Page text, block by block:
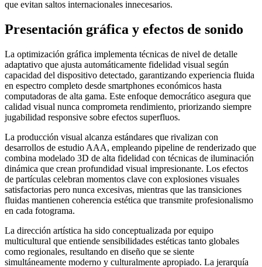
que evitan saltos internacionales innecesarios.
Presentación gráfica y efectos de sonido
La optimización gráfica implementa técnicas de nivel de detalle
adaptativo que ajusta automáticamente fidelidad visual según
capacidad del dispositivo detectado, garantizando experiencia fluida
en espectro completo desde smartphones económicos hasta
computadoras de alta gama. Este enfoque democrático asegura que
calidad visual nunca comprometa rendimiento, priorizando siempre
jugabilidad responsive sobre efectos superfluos.
La producción visual alcanza estándares que rivalizan con
desarrollos de estudio AAA, empleando pipeline de renderizado que
combina modelado 3D de alta fidelidad con técnicas de iluminación
dinámica que crean profundidad visual impresionante. Los efectos
de partículas celebran momentos clave con explosiones visuales
satisfactorias pero nunca excesivas, mientras que las transiciones
fluidas mantienen coherencia estética que transmite profesionalismo
en cada fotograma.
La dirección artística ha sido conceptualizada por equipo
multicultural que entiende sensibilidades estéticas tanto globales
como regionales, resultando en diseño que se siente
simultáneamente moderno y culturalmente apropiado. La jerarquía